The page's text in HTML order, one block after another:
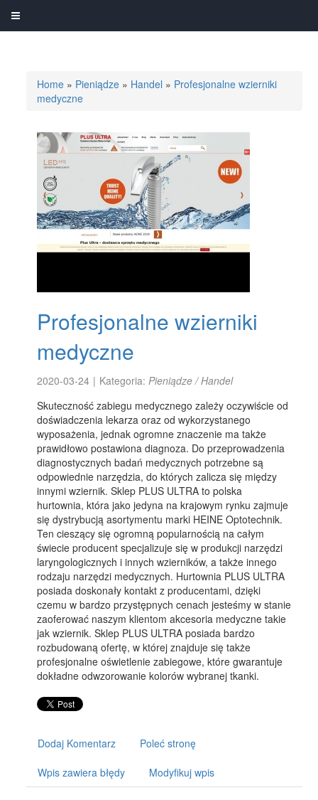
Home » Pieniądze » Handel » Profesjonalne wzierniki
medyczne
Profesjonalne wzierniki
medyczne
2020-03-24 | Kategoria:Pieniądze / Handel
Skuteczność zabiegu medycznego zależy oczywiście od
doświadczenia lekarza oraz od wykorzystanego
wyposażenia, jednak ogromne znaczenie ma także
prawidłowo postawiona diagnoza. Do przeprowadzenia
diagnostycznych badań medycznych potrzebne są
odpowiednie narzędzia, do których zalicza się między
innymi wziernik. Sklep PLUS ULTRA to polska
hurtownia, która jako jedyna na krajowym rynku zajmuje
się dystrybucją asortymentu marki HEINE Optotechnik.
Ten cieszący się ogromną popularnością na całym
świecie producent specjalizuje się w produkcji narzędzi
laryngologicznych i innych wzierników, a także innego
rodzaju narzędzi medycznych. Hurtownia PLUS ULTRA
posiada doskonały kontakt z producentami, dzięki
czemu w bardzo przystępnych cenach jesteśmy w stanie
zaoferować naszym klientom akcesoria medyczne takie
jak wziernik. Sklep PLUS ULTRA posiada bardzo
rozbudowaną ofertę, w której znajduje się także
profesjonalne oświetlenie zabiegowe, które gwarantuje
dokładne odwzorowanie kolorów wybranej tkanki.
Dodaj Komentarz Poleć stronę
Wpis zawiera błędy Modyfikuj wpis